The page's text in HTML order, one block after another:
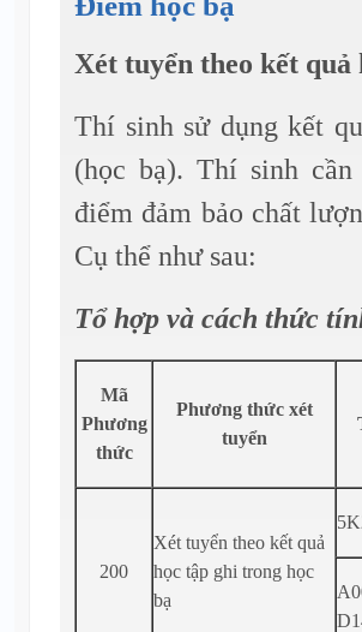
Xét tuyển theo kết
Thí sinh sử dụng kết
(học bạ). Thí sinh
điểm đảm bảo chất
Cụ thể như sau:
Tổ hợp và cách thức
Mã
Phương
thức
Phương thức xét
tuyển
200
Xét tuyển theo kết quả
học tập ghi trong học
bạ